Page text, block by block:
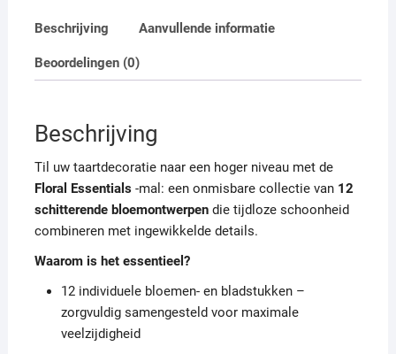
Beschrijving Aanvullende informatie
Beoordelingen (0)
Beschrijving
Til uw taartdecoratie naar een hoger niveau met de
Floral Essentials-mal: een onmisbare collectie van 12
schitterende bloemontwerpendie tijdloze schoonheid
combineren met ingewikkelde details.
Waarom is het essentieel?
12 individuele bloemen- en bladstukken –
zorgvuldig samengesteld voor maximale
veelzijdigheid